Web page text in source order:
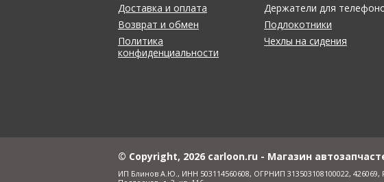
Доставка и оплата
Возврат и обмен
Политика
конфиденциальности
Держатели для
Подлокотники
Чехлы на сидения
© Copyright, 2026 carloon.ru - Магазин
ИП Блинов А.Ю., ИНН 503114560608, ОГРНИП 313503108100022, 426069,